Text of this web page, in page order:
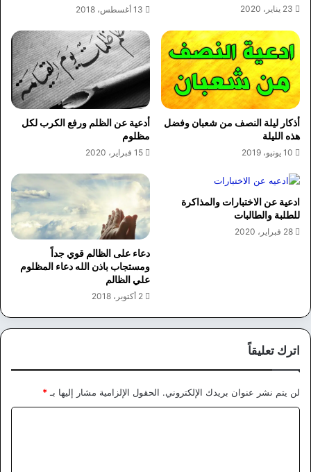
23 يناير، 2020 13 أغسطس، 2018
أذكار ليلة النصف من شعبان وفضل
هذه الليلة
10 يونيو، 2019
أدعية عن الظلم ورفع الكرب لكل
مظلوم
15 فبراير، 2020
ادعية عن الاختبارات والمذاكرة
للطلبة والطالبات
28 فبراير، 2020
دعاء على الظالم قوي جداً
ومستجاب باذن الله دعاء المظلوم
علي الظالم
2 أكتوبر، 2018
اترك تعليقاً
لن يتم نشر عنوان بريدك الإلكتروني. الحقول الإلزامية مشار إليها بـ *